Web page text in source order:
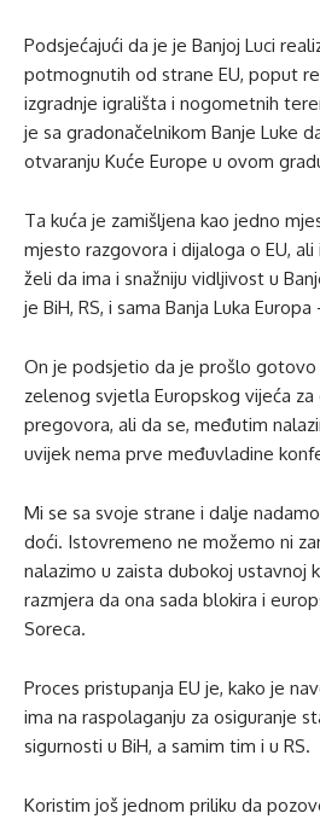
Podsjećajući da je je Banjoj Luci
potmognutih od strane EU, poput
izgradnje igrališta i nogometnih
je sa gradonačelnikom Banje Luke
otvaranju Kuće Europe u ovom
Ta kuća je zamišljena kao jedno
mjesto razgovora i dijaloga o EU,
želi da ima i snažniju vidljivost u
je BiH, RS, i sama Banja Luka
On je podsjetio da je prošlo gotovo
zelenog svjetla Europskog vijeća
pregovora, ali da se, međutim
uvijek nema prve međuvladine
Mi se sa svoje strane i dalje
doći. Istovremeno ne možemo ni
nalazimo u zaista dubokoj ustavnoj
razmjera da ona sada blokira i
Soreca.
Proces pristupanja EU je, kako je
ima na raspolaganju za osiguranje
sigurnosti u BiH, a samim tim i u RS.
Koristim još jednom priliku da